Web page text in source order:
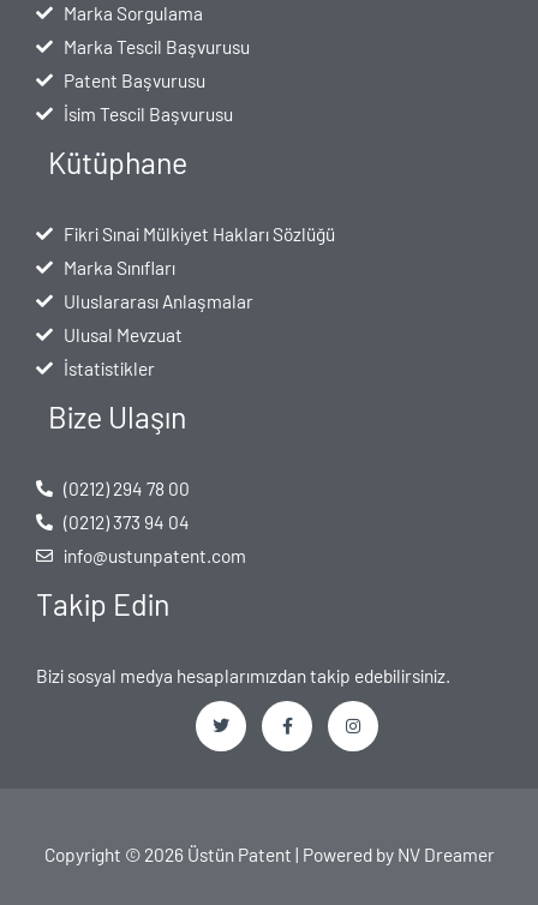
Marka Sorgulama
Marka Tescil Başvurusu
Patent Başvurusu
İsim Tescil Başvurusu
Kütüphane
Fikri Sınai Mülkiyet Hakları Sözlüğü
Marka Sınıfları
Uluslararası Anlaşmalar
Ulusal Mevzuat
İstatistikler
Bize Ulaşın
(0212) 294 78 00
(0212) 373 94 04
info@ustunpatent.com
Takip Edin
Bizi sosyal medya hesaplarımızdan takip edebilirsiniz.
T
r
F
o
I
r
Copyright © 2026 Üstün Patent | Powered by NV Dreamer